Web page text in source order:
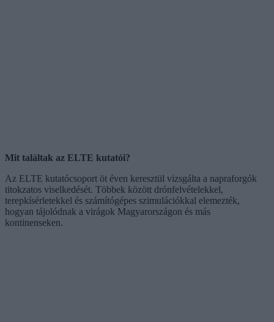
Mit találtak az ELTE kutatói?
Az ELTE kutatócsoport öt éven keresztül vizsgálta a napraforgók
titokzatos viselkedését. Többek között drónfelvételekkel,
terepkísérletekkel és számítógépes szimulációkkal elemezték,
hogyan tájolódnak a virágok Magyarországon és más
kontinenseken.